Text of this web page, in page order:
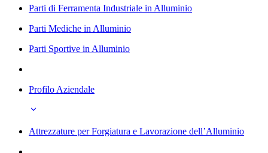
Parti di Ferramenta Industriale in Alluminio
Parti Mediche in Alluminio
Parti Sportive in Alluminio
Profilo Aziendale
Attrezzature per Forgiatura e Lavorazione dell’Alluminio